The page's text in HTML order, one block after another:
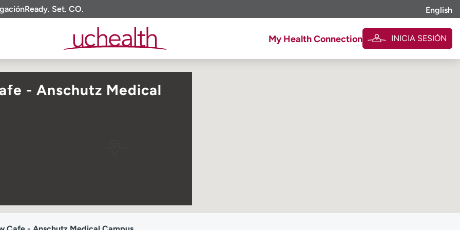
Ready. Set. CO. English
My Health Connection INICIA SESIÓN
- Anschutz Medical